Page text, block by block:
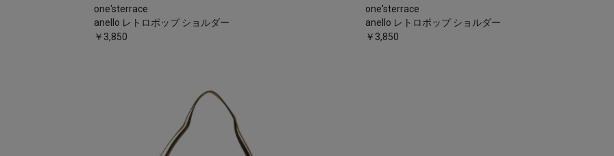
one'sterrace
anello レトロポップ ショルダー
￥3,850
one'sterrace
anello レトロポップ ショルダー
￥3,850